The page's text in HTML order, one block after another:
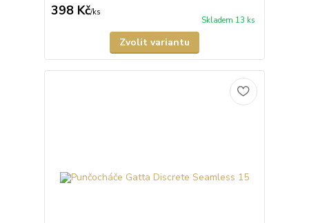
398 Kč/ks
Skladem 13 ks
Zvolit variantu